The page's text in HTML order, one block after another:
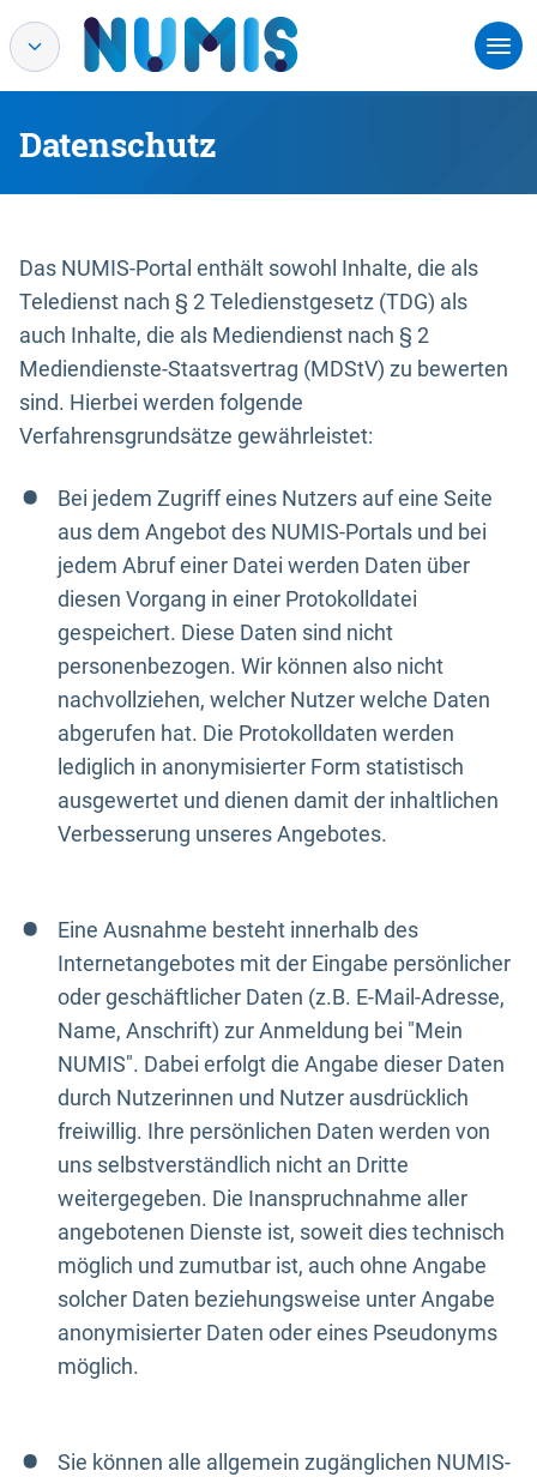
Datenschutz
Das NUMIS-Portal enthält sowohl Inhalte, die als
Teledienst nach § 2 Teledienstgesetz (TDG) als
auch Inhalte, die als Mediendienst nach § 2
Mediendienste-Staatsvertrag (MDStV) zu bewerten
sind. Hierbei werden folgende
Verfahrensgrundsätze gewährleistet:
Bei jedem Zugriff eines Nutzers auf eine Seite
aus dem Angebot des NUMIS-Portals und bei
jedem Abruf einer Datei werden Daten über
diesen Vorgang in einer Protokolldatei
gespeichert. Diese Daten sind nicht
personenbezogen. Wir können also nicht
nachvollziehen, welcher Nutzer welche Daten
abgerufen hat. Die Protokolldaten werden
lediglich in anonymisierter Form statistisch
ausgewertet und dienen damit der inhaltlichen
Verbesserung unseres Angebotes.
Eine Ausnahme besteht innerhalb des
Internetangebotes mit der Eingabe persönlicher
oder geschäftlicher Daten (z.B. E-Mail-Adresse,
Name, Anschrift) zur Anmeldung bei "Mein
NUMIS". Dabei erfolgt die Angabe dieser Daten
durch Nutzerinnen und Nutzer ausdrücklich
freiwillig. Ihre persönlichen Daten werden von
uns selbstverständlich nicht an Dritte
weitergegeben. Die Inanspruchnahme aller
angebotenen Dienste ist, soweit dies technisch
möglich und zumutbar ist, auch ohne Angabe
solcher Daten beziehungsweise unter Angabe
anonymisierter Daten oder eines Pseudonyms
möglich.
Sie können alle allgemein zugänglichen NUMIS-